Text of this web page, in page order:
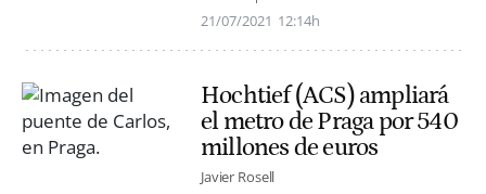
21/07/2021 12:14h
Hochtief (ACS) ampliará
el metro de Praga por 540
millones de euros
Javier Rosell